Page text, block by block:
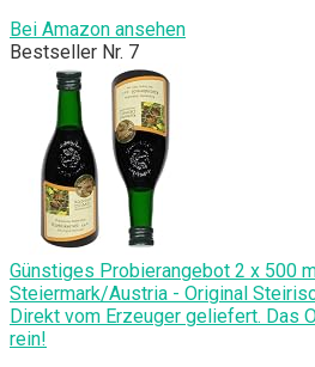
Bei Amazon ansehen
Bestseller Nr. 7
Günstiges Probierangebot 2 x 500
Steiermark/Austria - Original
Direkt vom Erzeuger geliefert. Das
rein!